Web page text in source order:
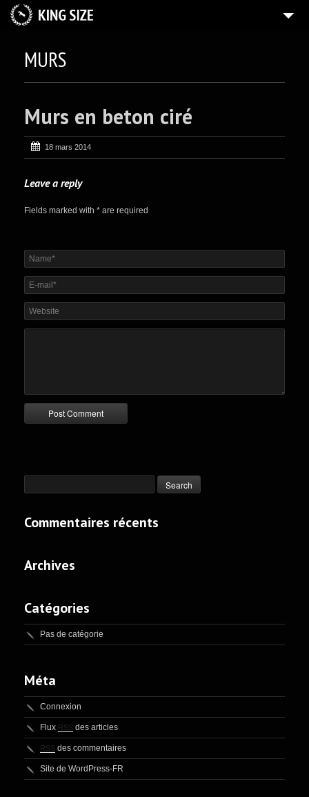
QUI SUIS-JE ?
CONTACT
MURS
Murs en beton ciré
18 mars 2014
Leave a reply
Fields marked with * are required
Commentaires récents
Archives
Catégories
Pas de catégorie
Méta
Connexion
Flux RSS des articles
RSS des commentaires
Site de WordPress-FR